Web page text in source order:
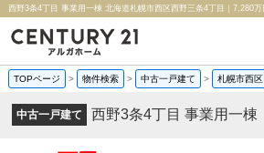
TOPページ > 物件検索 > 中古一戸建て > 札幌市西区
中古一戸建て 西野3条4丁目 事業用一棟